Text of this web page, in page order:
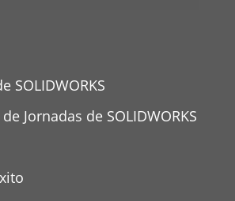
SOLIDWORKS
Jornadas de SOLIDWORKS